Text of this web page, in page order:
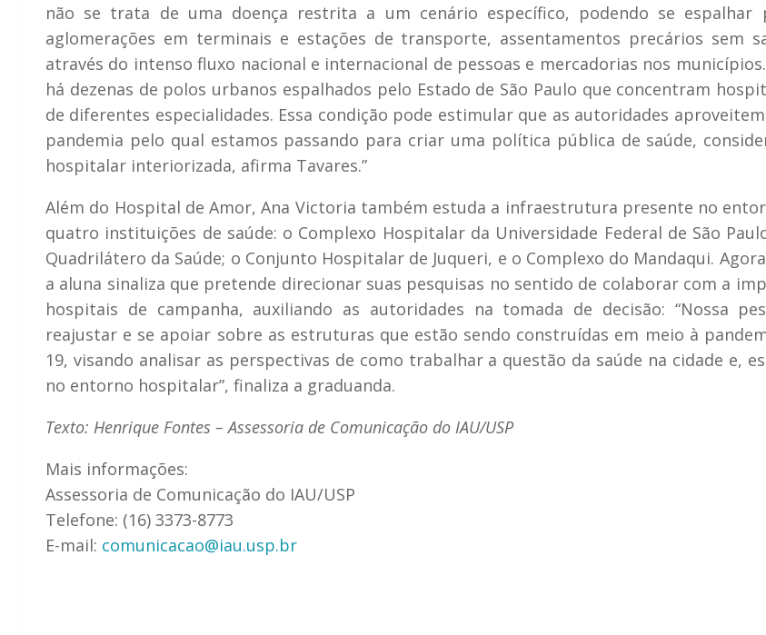
não se trata de uma doença restrita a um cenário específico, podendo se espalhar
aglomerações em terminais e estações de transporte, assentamentos precários sem
através do intenso fluxo nacional e internacional de pessoas e mercadorias nos
há dezenas de polos urbanos espalhados pelo Estado de São Paulo que concentram
de diferentes especialidades. Essa condição pode estimular que as autoridades
pandemia pelo qual estamos passando para criar uma política pública de saúde,
hospitalar interiorizada, afirma Tavares.”
Além do Hospital de Amor, Ana Victoria também estuda a infraestrutura presente no
quatro instituições de saúde: o Complexo Hospitalar da Universidade Federal de São
Quadrilátero da Saúde; o Conjunto Hospitalar de Juqueri, e o Complexo do Mandaqui.
a aluna sinaliza que pretende direcionar suas pesquisas no sentido de colaborar com a
hospitais de campanha, auxiliando as autoridades na tomada de decisão: “Nossa
reajustar e se apoiar sobre as estruturas que estão sendo construídas em meio à
19, visando analisar as perspectivas de como trabalhar a questão da saúde na cidade e,
no entorno hospitalar”, finaliza a graduanda.
Texto: Henrique Fontes – Assessoria de Comunicação do IAU/USP
Mais informações:
Assessoria de Comunicação do IAU/USP
Telefone: (16) 3373-8773
E-mail: comunicacao@iau.usp.br